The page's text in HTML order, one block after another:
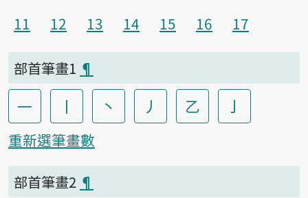
11
12 13 14 15 16 17
部首筆畫1 ¶
一 丨 丶 丿 乙 亅
重新選筆畫數
部首筆畫2 ¶